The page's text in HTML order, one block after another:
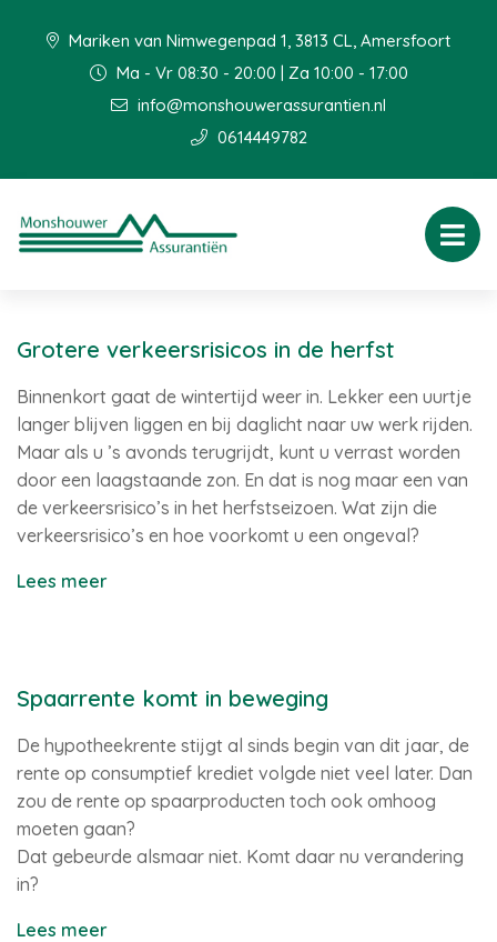
Mariken van Nimwegenpad 1, 3813 CL, Amersfoort
Ma - Vr 08:30 - 20:00 | Za 10:00 - 17:00
info@monshouwerassurantien.nl
0614449782
Grotere verkeersrisicos in de herfst
Binnenkort gaat de wintertijd weer in. Lekker een uurtje
langer blijven liggen en bij daglicht naar uw werk rijden.
Maar als u ’s avonds terugrijdt, kunt u verrast worden
door een laagstaande zon. En dat is nog maar een van
de verkeersrisico’s in het herfstseizoen. Wat zijn die
verkeersrisico’s en hoe voorkomt u een ongeval?
Lees meer
Spaarrente komt in beweging
De hypotheekrente stijgt al sinds begin van dit jaar, de
rente op consumptief krediet volgde niet veel later. Dan
zou de rente op spaarproducten toch ook omhoog
moeten gaan?
Dat gebeurde alsmaar niet. Komt daar nu verandering
in?
Lees meer